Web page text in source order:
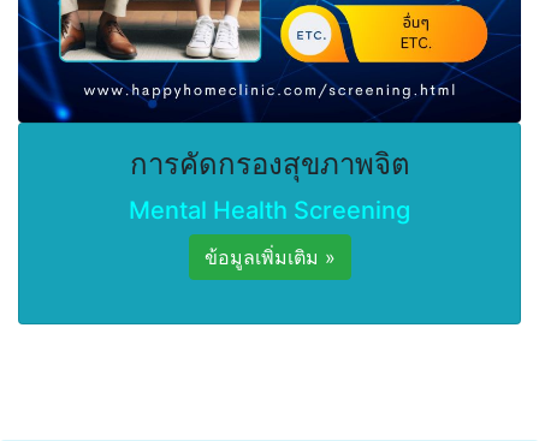
การคัดกรองสุขภาพจิต
Mental Health Screening
ข้อมูลเพิ่มเติม »